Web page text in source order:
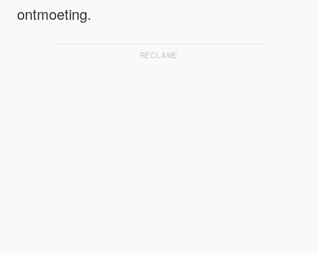
ontmoeting.
RECLAME